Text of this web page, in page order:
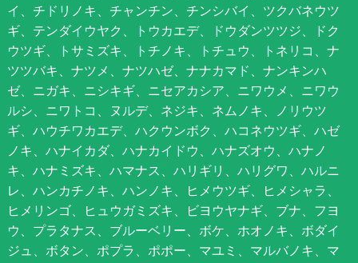
イ、チドリノキ、チャンチン、チンシバイ、ツクバネウツ
ギ、テンダイウヤク、トウカエデ、ドウダンツツジ、ドク
ウツギ、トサミズキ、トチノキ、トチュウ、トネリコ、ナ
ツツバキ、ナツメ、ナツハゼ、ナナカマド、ナンキンハ
ゼ、ニガキ、ニシキギ、ニセアカシア、ニワウメ、ニワウ
ルシ、ニワトコ、ヌルデ、ネジキ、ネムノキ、ノリウツ
ギ、ハウチワカエデ、ハクウンボク、ハコネウツギ、ハゼ
ノキ、ハナイカダ、ハナカイドウ、ハナズオウ、ハナノ
キ、ハナミズキ、ハマナス、ハリギリ、ハリグワ、ハルニ
レ、ハンカチノキ、ハンノキ、ヒメウツギ、ヒメシャラ、
ヒメリンゴ、ヒュウガミズキ、ビヨウヤナギ、ブナ、フヨ
ウ、プラタナス、ブルーベリー、ボケ、ホオノキ、ボダイ
ジュ、ボタン、ポプラ、ポポー、マユミ、マルバノキ、マ